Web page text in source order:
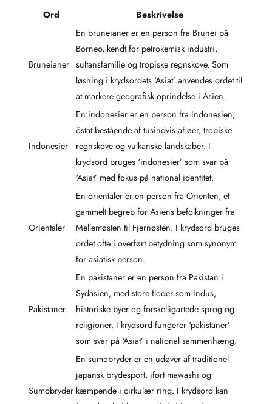
Ord Beskrivelse
Bruneianer
En bruneianer er en person fra Brunei på
Borneo, kendt for petrokemisk industri,
sultansfamilie og tropiske regnskove. Som
løsning i krydsordets ‘Asiat’ anvendes ordet til
at markere geografisk oprindelse i Asien.
Indonesier
En indonesier er en person fra Indonesien,
östat bestående af tusindvis af øer, tropiske
regnskove og vulkanske landskaber. I
krydsord bruges ‘indonesier’ som svar på
‘Asiat’ med fokus på national identitet.
Orientaler
En orientaler er en person fra Orienten, et
gammelt begreb for Asiens befolkninger fra
Mellemøsten til Fjernøsten. I krydsord bruges
ordet ofte i overført betydning som synonym
for asiatisk person.
Pakistaner
En pakistaner er en person fra Pakistan i
Sydasien, med store floder som Indus,
historiske byer og forskelligartede sprog og
religioner. I krydsord fungerer ‘pakistaner’
som svar på ‘Asiat’ i national sammenhæng.
Sumobryder
En sumobryder er en udøver af traditionel
japansk bryde­sport, iført mawashi og
kæmpende i cirkulær ring. I krydsord kan